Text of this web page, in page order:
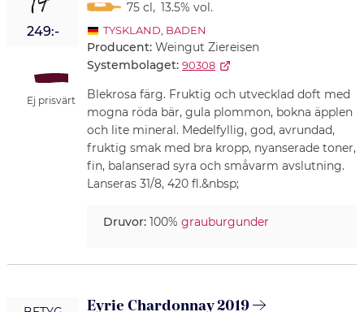
249:-
Ej prisvärt
75 cl , 13.5% vol.
TYSKLAND, BADEN
Producent: Weingut Ziereisen
Systembolaget: 90308
Blekrosa färg. Fruktig och utvecklad doft med
mogna röda bär, gula plommon, bokna äpplen
och lite mineral. Medelfyllig, god, avrundad,
fruktig smak med bra kropp, nyanserade toner,
fin, balanserad syra och småvarm avslutning.
Lanseras 31/8, 420 fl.&nbsp;
Druvor:100% grauburgunder
Eyrie Chardonnay 2019